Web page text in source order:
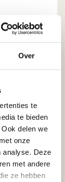
Over
te
te bieden
delen we
onze
analyse. Deze
met andere
ze hebben